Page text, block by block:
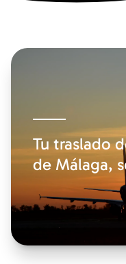
Tu traslado
de Málaga,